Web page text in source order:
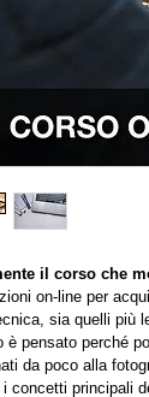
il corso che
on-line per
sia quelli più
è pensato perché
da poco alla
concetti principali